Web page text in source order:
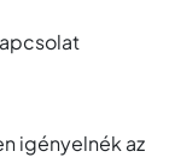
igényelnék az